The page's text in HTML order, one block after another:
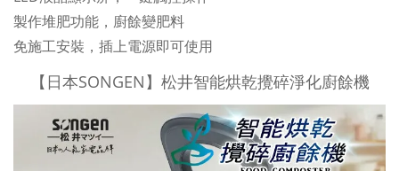
製作堆肥功能，廚餘變肥料
免施工安裝，插上電源即可使用
【日本SONGEN】松井智能烘乾攪碎淨化廚餘機